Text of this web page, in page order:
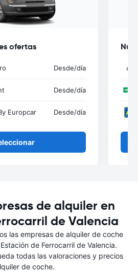
ofertas
Desde/día
Desde/día
Europcar Desde/día
de alquiler en
de Valencia
las empresas de alquiler de coche
de Ferrocarril de Valencia.
todas las valoraciones y precios
de coche.